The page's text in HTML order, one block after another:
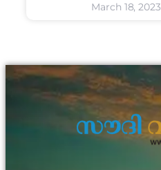
March 18, 2023